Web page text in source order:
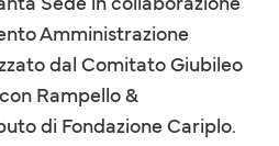
Amministrazione
dal Comitato Giubileo
Rampello &
di Fondazione Cariplo.